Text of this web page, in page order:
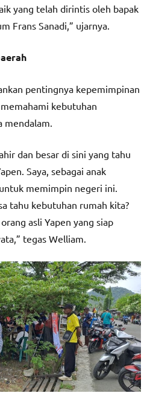
yang telah dirintis oleh bapak
Frans Sanadi,” ujarnya.
pentingnya kepemimpinan
kebutuhan
mendalam.
dan besar di sini yang tahu
Saya, sebagai anak
memimpin negeri ini.
tahu kebutuhan rumah kita?
asli Yapen yang siap
tegas Welliam.